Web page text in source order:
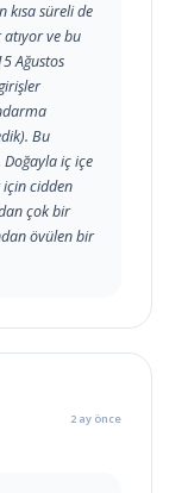
kısa süreli de
atıyor ve bu
Ağustos
Bu
Doğayla iç içe
için cidden
çok bir
övülen bir
2 ay önce